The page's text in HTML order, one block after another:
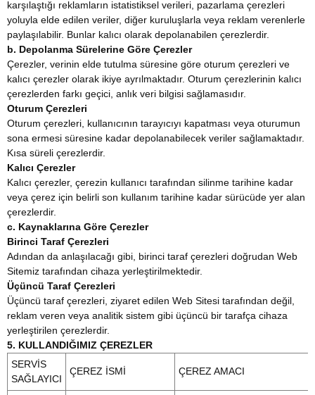
karşılaştığı reklamların istatistiksel verileri, pazarlama çerezleri
yoluyla elde edilen veriler, diğer kuruluşlarla veya reklam verenlerle
paylaşılabilir. Bunlar kalıcı olarak depolanabilen çerezlerdir.
b. Depolanma Sürelerine Göre Çerezler
Çerezler, verinin elde tutulma süresine göre oturum çerezleri ve
kalıcı çerezler olarak ikiye ayrılmaktadır. Oturum çerezlerinin kalıcı
çerezlerden farkı geçici, anlık veri bilgisi sağlamasıdır.
Oturum Çerezleri
Oturum çerezleri, kullanıcının tarayıcıyı kapatması veya oturumun
sona ermesi süresine kadar depolanabilecek veriler sağlamaktadır.
Kısa süreli çerezlerdir.
Kalıcı Çerezler
Kalıcı çerezler, çerezin kullanıcı tarafından silinme tarihine kadar
veya çerez için belirli son kullanım tarihine kadar sürücüde yer alan
çerezlerdir.
c. Kaynaklarına Göre Çerezler
Birinci Taraf Çerezleri
Adından da anlaşılacağı gibi, birinci taraf çerezleri doğrudan Web
Sitemiz tarafından cihaza yerleştirilmektedir.
Üçüncü Taraf Çerezleri
Üçüncü taraf çerezleri, ziyaret edilen Web Sitesi tarafından değil,
reklam veren veya analitik sistem gibi üçüncü bir tarafça cihaza
yerleştirilen çerezlerdir.
5. KULLANDIĞIMIZ ÇEREZLER
SERVİS
SAĞLAYICI
ÇEREZ İSMİ ÇEREZ AMACI